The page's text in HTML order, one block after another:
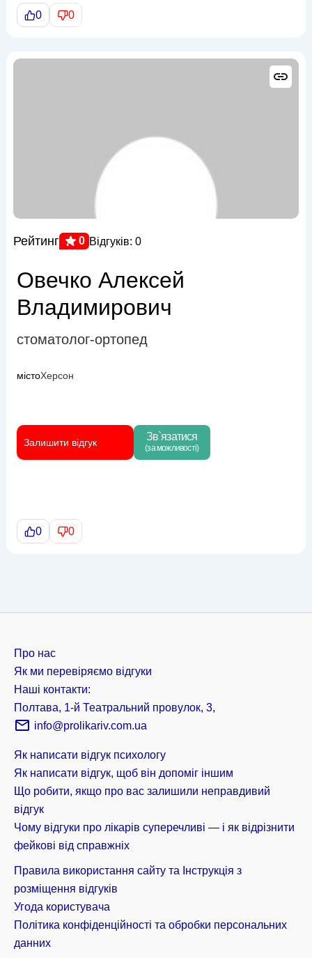
0 0
Рейтинг 0 Відгуків: 0
Овечко Алексей
Владимирович
стоматолог-ортопед
містоХерсон
Залишити відгук Зв`язатися
(за можливості)
0 0
Про нас
Як ми перевіряємо відгуки
Наші контакти:
Полтава, 1-й Театральний провулок, 3,
info@prolikariv.com.ua
Як написати відгук психологу
Як написати відгук, щоб він допоміг іншим
Що робити, якщо про вас залишили неправдивий
відгук
Чому відгуки про лікарів суперечливі — і як відрізнити
фейкові від справжніх
Правила використання сайту та Інструкція з
розміщення відгуків
Угода користувача
Політика конфіденційності та обробки персональних
данних